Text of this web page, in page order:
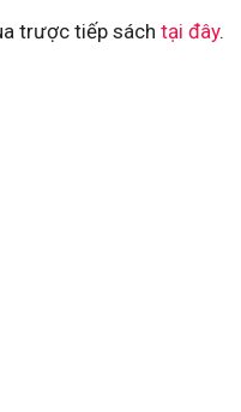
trược tiếp sách tại đây.